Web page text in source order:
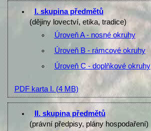
I. skupina předmětů
(dějiny lovectví, etika, tradice)
Úroveň A - nosné okruhy
Úroveň B - rámcové okruhy
Úroveň C - doplňkové okruhy
PDF karta I. (4 MB)
II. skupina předmětů
(právní předpisy, plány hospodaření)